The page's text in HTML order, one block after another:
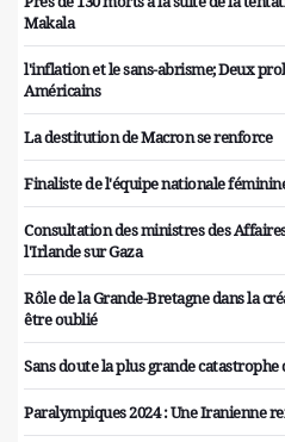
Makala
l'inflation et le sans-abrisme; Deux
Américains
La destitution de Macron se renforce
Finaliste de l'équipe nationale
Consultation des ministres des
l'Irlande sur Gaza
Rôle de la Grande-Bretagne dans la
être oublié
Sans doute la plus grande catastrophe
Paralympiques 2024 : Une Iranienne